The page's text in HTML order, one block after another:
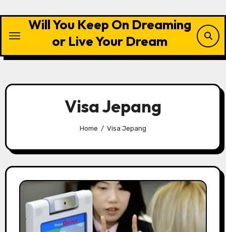
content
Will You Keep On Dreaming
or Live Your Dream
Visa Jepang
Home Visa Jepang